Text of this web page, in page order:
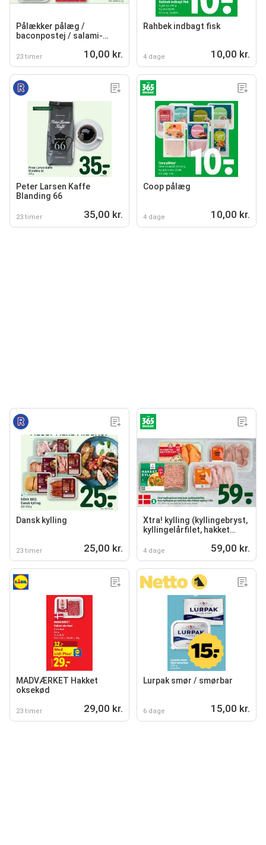
Pålækker pålæg /
baconpostej / salami-
23 timer 10,00 kr.
Rahbek indbagt fisk
4 dage 10,00 kr.
Peter Larsen Kaffe
Blanding 66
23 timer 35,00 kr.
Coop pålæg
4 dage 10,00 kr.
Dansk kylling
23 timer 25,00 kr.
Xtra! kylling (kyllingebryst,
kyllingelårfilet, hakket
4 dage 59,00 kr.
MADVÆRKET Hakket
oksekød
23 timer 29,00 kr.
Lurpak smør / smørbar
6 dage 15,00 kr.